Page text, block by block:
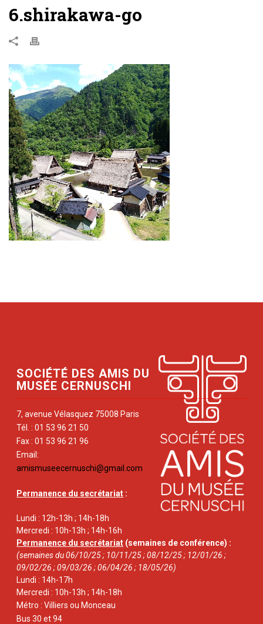
6.shirakawa-go
SOCIÉTÉ DES AMIS DU
MUSÉE CERNUSCHI
7, avenue Vélasquez 75008 Paris
Tél. : 01 53 96 21 50
Fax : 01 53 96 21 96
Email:
amismuseecernuschi@gmail.com
Permanence du secrétariat :
Lundi : 12h-13h ; 14h-18h
Mercredi : 10h-13h ; 14h-16h
Permanence du secrétariat (semaines de conférence) :
(semaines du 06/10/25 ; 10/11/25 ; 08/12/25 ; 12/01/26 ;
09/02/26 ; 09/03/26 ; 06/04/26 ; 18/05/26)
Lundi : 14h-17h
Mercredi : 10h-13h ; 14h-18h
Métro : Villiers ou Monceau
Bus 30 et 94